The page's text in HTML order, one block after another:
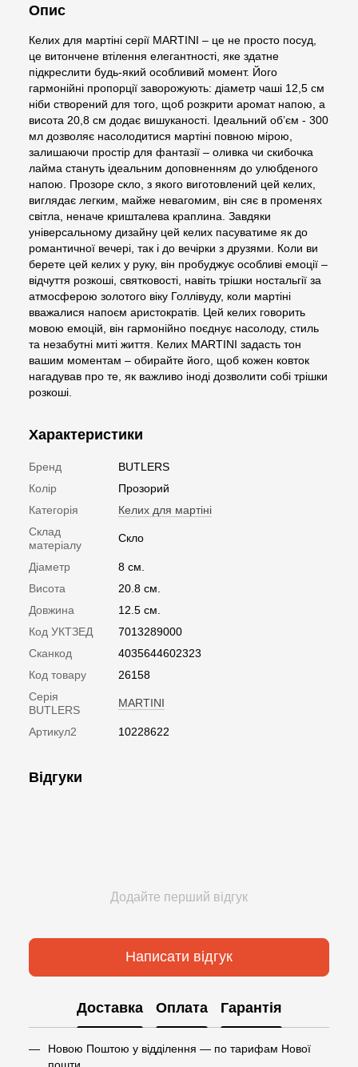
Опис
Келих для мартіні серії MARTINI – це не просто посуд,
це витончене втілення елегантності, яке здатне
підкреслити будь-який особливий момент. Його
гармонійні пропорції заворожують: діаметр чаші 12,5 см
ніби створений для того, щоб розкрити аромат напою, а
висота 20,8 см додає вишуканості. Ідеальний об’єм - 300
мл дозволяє насолодитися мартіні повною мірою,
залишаючи простір для фантазії – оливка чи скибочка
лайма стануть ідеальним доповненням до улюбденого
напою. Прозоре скло, з якого виготовлений цей келих,
виглядає легким, майже невагомим, він сяє в променях
світла, неначе кришталева краплина. Завдяки
універсальному дизайну цей келих пасуватиме як до
романтичної вечері, так і до вечірки з друзями. Коли ви
берете цей келих у руку, він пробуджує особливі емоції –
відчуття розкоші, святковості, навіть трішки ностальгії за
атмосферою золотого віку Голлівуду, коли мартіні
вважалися напоєм аристократів. Цей келих говорить
мовою емоцій, він гармонійно поєднує насолоду, стиль
та незабутні миті життя. Келих MARTINI задасть тон
вашим моментам – обирайте його, щоб кожен ковток
нагадував про те, як важливо іноді дозволити собі трішки
розкоші.
Характеристики
Бренд
BUTLERS
Колір
Прозорий
Категорія
Келих для мартіні
Склад
матеріалу
Скло
Діаметр
8 см.
Висота
20.8 см.
Довжина
12.5 см.
Код УКТЗЕД
7013289000
Сканкод
4035644602323
Код товару
26158
Серія
BUTLERS
MARTINI
Артикул2 10228622
Відгуки
Додайте перший відгук
Написати відгук
Доставка Оплата Гарантія
Новою Поштою у відділення — по тарифам Нової
пошти